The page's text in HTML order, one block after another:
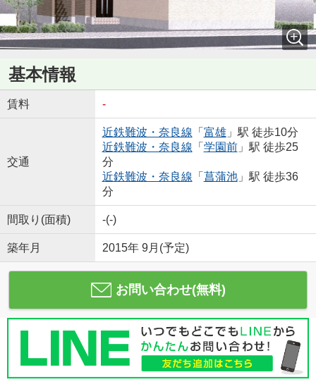
基本情報
賃料 -
交通
近鉄難波・奈良線 「 富雄」駅 徒歩10分
近鉄難波・奈良線 「 学園前」駅 徒歩25
分
近鉄難波・奈良線 「 菖蒲池」駅 徒歩36
分
間取り(面積) -(-)
築年月 2015年 9月(予定)
お問い合わせ(無料)